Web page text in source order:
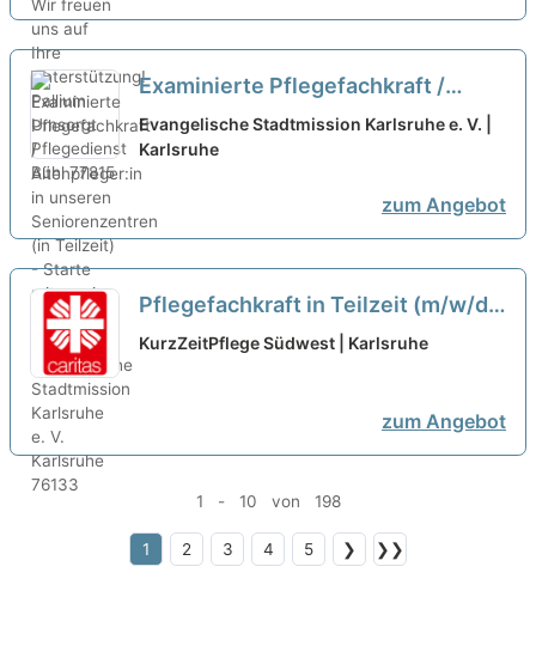
Examinierte Pflegefachkraft /
Altenpfleger:in in unseren
Seniorenzentren (in Teilzeit) -
Starte mit uns in die Zukunft!
Evangelische Stadtmission Karlsruhe e. V. |
Karlsruhe
zum Angebot
Pflegefachkraft in Teilzeit (m/w/d)
im Tagdienst - Bei uns macht
KurzZeitPflege Südwest | Karlsruhe
zum Angebot
1 - 10 von 198
1 2 3 4 5 ❯ ❯❯